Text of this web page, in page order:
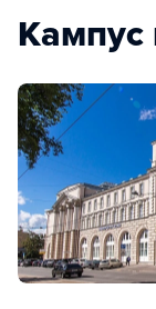
Кампус